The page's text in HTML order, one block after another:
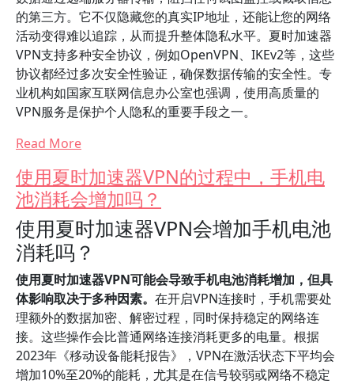
的第三方。它不仅隐藏您的真实IP地址，还能让您的网络
活动变得难以追踪，从而提升整体隐私水平。夏时加速器
VPN支持多种安全协议，例如OpenVPN、IKEv2等，这些
协议都经过多次安全性验证，确保数据传输的安全性。专
业机构如国家互联网信息办公室也强调，使用高质量的
VPN服务是保护个人隐私的重要手段之一。
Read More
使用夏时加速器VPN的过程中，手机电
池消耗会增加吗？
使用夏时加速器VPN会增加手机电池
消耗吗？
使用夏时加速器VPN可能会导致手机电池消耗增加，但具
体影响取决于多种因素。 在开启VPN连接时，手机需要处
理额外的数据加密、解密过程，同时保持稳定的网络连
接。这些操作会比普通网络连接消耗更多的电量。根据
2023年《移动设备能耗报告》，VPN在激活状态下平均会
增加10%至20%的能耗，尤其是在信号较弱或网络不稳定